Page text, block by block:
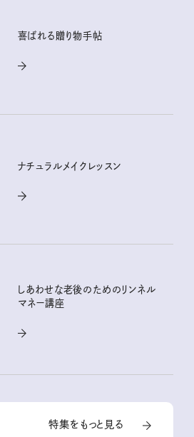
喜ばれる贈り物手帖
ナチュラルメイクレッスン
しあわせな老後のためのリンネル
マネー講座
特集をもっと見る